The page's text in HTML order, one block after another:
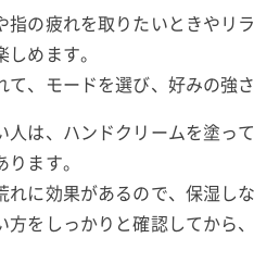
の疲れを取りたいときやリ
めます。
、モードを選び、好みの強
人は、ハンドクリームを塗っ
ます。
に効果があるので、保湿し
をしっかりと確認してから